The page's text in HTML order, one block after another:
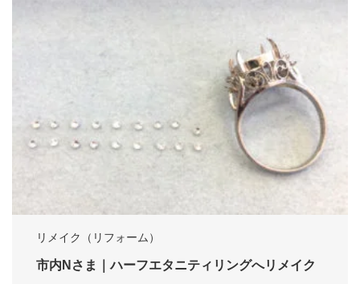
リメイク（リフォーム）
市内Nさま｜ハーフエタニティリングへリメイク